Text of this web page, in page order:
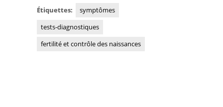
Étiquettes:
symptômes
tests-diagnostiques
fertilité et contrôle des naissances